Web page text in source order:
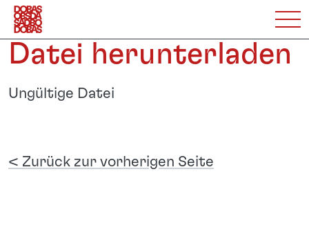
Datei herunterladen
Ungültige Datei
< Zurück zur vorherigen Seite